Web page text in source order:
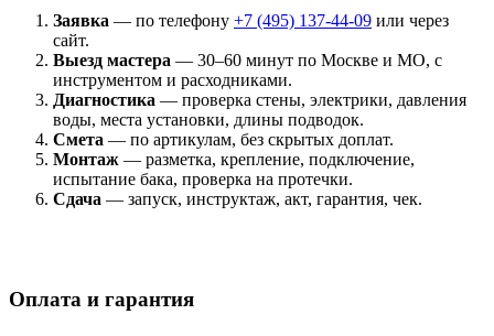
Заявка — по телефону +7 (495) 137-44-09 или через
сайт.
Выезд мастера — 30–60 минут по Москве и МО, с
инструментом и расходниками.
Диагностика — проверка стены, электрики, давления
воды, места установки, длины подводок.
Смета — по артикулам, без скрытых доплат.
Монтаж — разметка, крепление, подключение,
испытание бака, проверка на протечки.
Сдача — запуск, инструктаж, акт, гарантия, чек.
Оплата и гарантия